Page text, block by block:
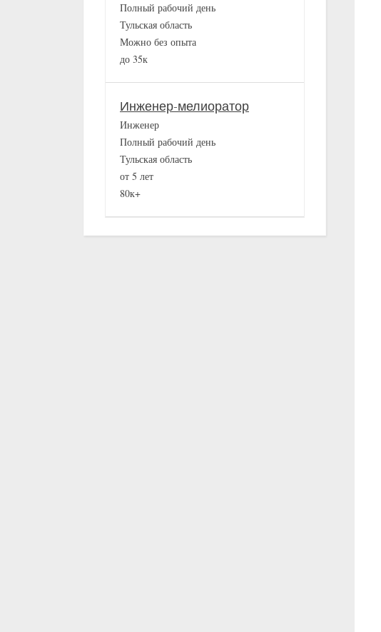
Полный рабочий день
Тульская область
Можно без опыта
до 35к
Инженер-мелиоратор
Инженер
Полный рабочий день
Тульская область
от 5 лет
80к+